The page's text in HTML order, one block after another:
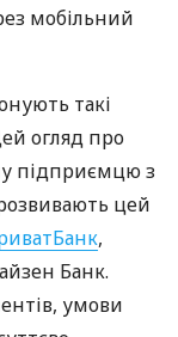
мобільний
такі
огляд про
підприємцю з
цей
,
Банк.
умови